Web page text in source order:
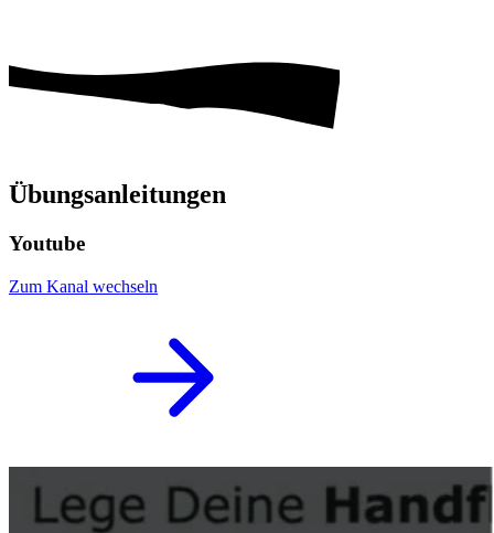
Übungsanleitungen
Youtube
Zum Kanal wechseln